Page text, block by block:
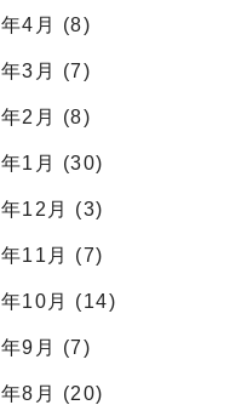
4月 (8)
3月 (7)
2月 (8)
1月 (30)
12月 (3)
11月 (7)
10月 (14)
9月 (7)
8月 (20)